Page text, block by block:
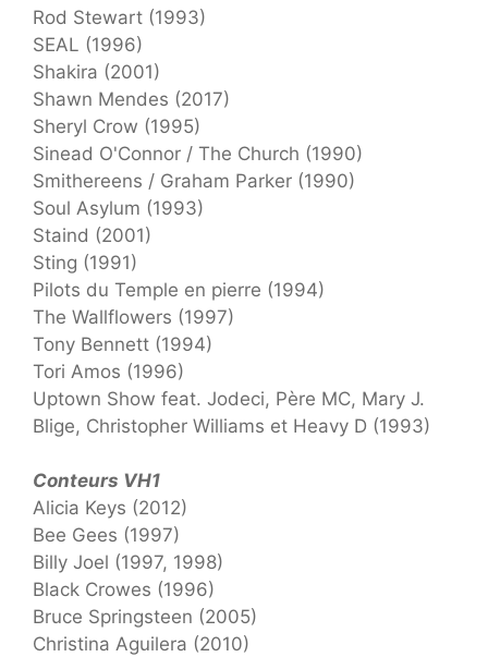
Rod Stewart (1993)
SEAL (1996)
Shakira (2001)
Shawn Mendes (2017)
Sheryl Crow (1995)
Sinead O'Connor / The Church (1990)
Smithereens / Graham Parker (1990)
Soul Asylum (1993)
Staind (2001)
Sting (1991)
Pilots du Temple en pierre (1994)
The Wallflowers (1997)
Tony Bennett (1994)
Tori Amos (1996)
Uptown Show feat. Jodeci, Père MC, Mary J.
Blige, Christopher Williams et Heavy D (1993)
Conteurs VH1
Alicia Keys (2012)
Bee Gees (1997)
Billy Joel (1997, 1998)
Black Crowes (1996)
Bruce Springsteen (2005)
Christina Aguilera (2010)